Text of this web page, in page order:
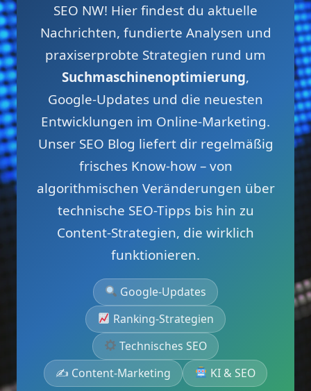
SEO NW! Hier findest du aktuelle
Nachrichten, fundierte Analysen und
praxiserprobte Strategien rund um
Suchmaschinenoptimierung,
Google-Updates und die neuesten
Entwicklungen im Online-Marketing.
Unser SEO Blog liefert dir regelmäßig
frisches Know-how – von
algorithmischen Veränderungen über
technische SEO-Tipps bis hin zu
Content-Strategien, die wirklich
funktionieren.
Google-Updates
Ranking-Strategien
Technisches SEO
✍️ Content-Marketing
KI & SEO